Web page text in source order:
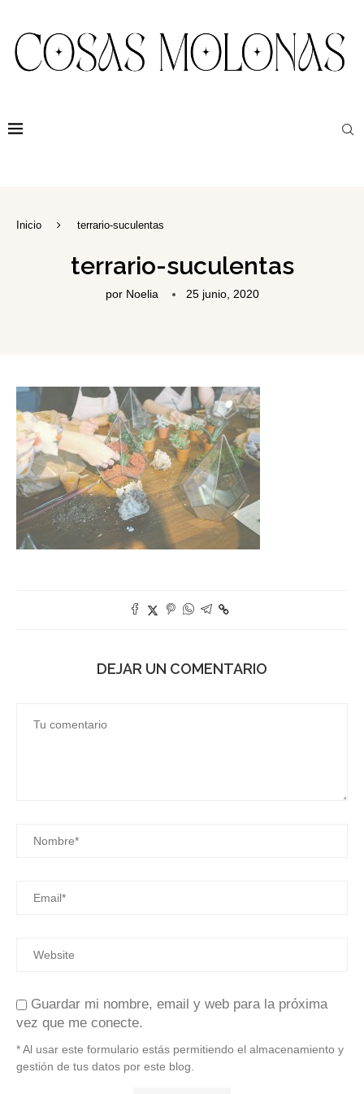
Inicio terrario-suculentas
terrario-suculentas
por Noelia 25 junio, 2020
DEJAR UN COMENTARIO
Guardar mi nombre, email y web para la próxima
vez que me conecte.
* Al usar este formulario estás permitiendo el almacenamiento y
gestión de tus datos por este blog.